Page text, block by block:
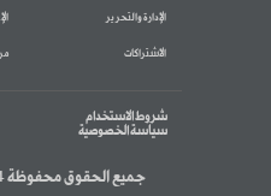
الإدارة والتحرير
الاشتراكات
شروط الاستخدام
سياسة الخصوصية
جميع الحقوق محفوظة 2014 © الجزيرة